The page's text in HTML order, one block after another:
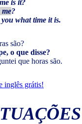
is it?
me?
you what time it is.
são?
o que disse?
que horas são.